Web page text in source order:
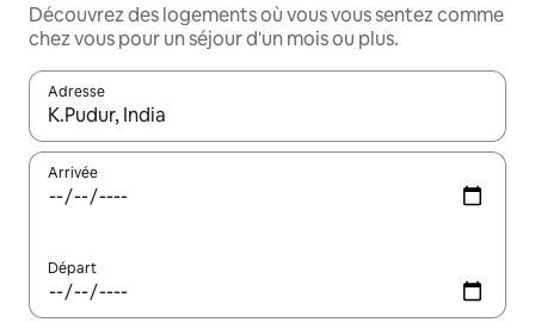
Découvrez des logements où vous vous sentez comme
chez vous pour un séjour d'un mois ou plus.
Adresse
Lorsque les résultats s'affichent, utilisez les flèches vers le
Arrivée
Départ